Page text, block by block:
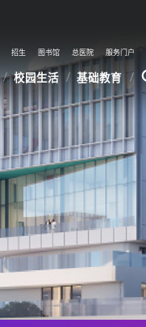
招生 图书馆 总医院 服务门户
校园生活 基础教育